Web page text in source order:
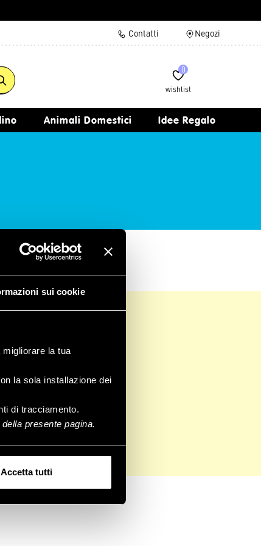
sui cookie
la tua
la sola installazione dei
di tracciamento.
presente pagina.
Accetta tutti
Contatti Negozi
wishlist
0
Animali Domestici Idee Regalo